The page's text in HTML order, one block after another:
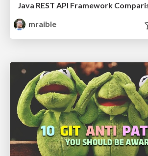
mraible